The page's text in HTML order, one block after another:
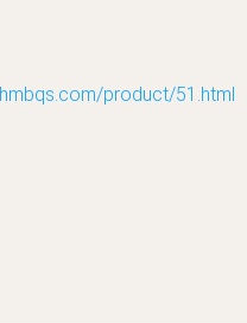
product/51.html